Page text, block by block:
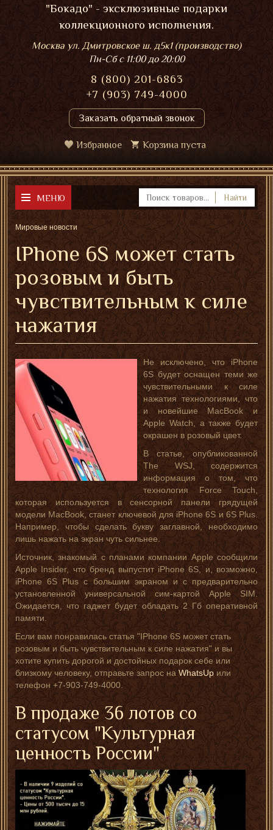
"Бокадо" - эксклюзивные подарки
коллекционного исполнения.
Москва ул. Дмитровское ш. д5к1 (производство)
Пн-Сбс 11:00 до 20:00
8 (800) 201-6863
+7 (903) 749-4000
Заказать обратный звонок
Избранное Корзина пуста
МЕНЮ Найти
Мировые новости
IPhone 6S может стать
розовым и быть
чувствительным к силе
нажатия
Не исключено, что iPhone
6S будет оснащен теми же
чувствительными к силе
нажатия технологиями, что
и новейшие MacBook и
Apple Watch, а также будет
окрашен в розовый цвет.
В статье, опубликованной
The WSJ, содержится
информация о том, что
технология Force Touch,
которая используется в сенсорной панели грядущей
модели MacBook, станет ключевой для iPhone 6S и 6S Plus.
Например, чтобы сделать букву заглавной, необходимо
лишь нажать на экран чуть сильнее.
Источник, знакомый с планами компании Apple сообщили
Apple Insider, что бренд выпустит iPhone 6S, и, возможно,
iPhone 6S Plus с большим экраном и с предварительно
установленной универсальной сим-картой Apple SIM.
Ожидается, что гаджет будет обладать 2 Гб оперативной
памяти.
Если вам понравилась статья "IPhone 6S может стать
розовым и быть чувствительным к силе нажатия" и вы
хотите купить дорогой и достойных подарок себе или
близкому человеку, отправьте запрос наWhatsUpили
телефон +7-903-749-4000.
В продаже 36 лотов со
статусом "Культурная
ценность России"